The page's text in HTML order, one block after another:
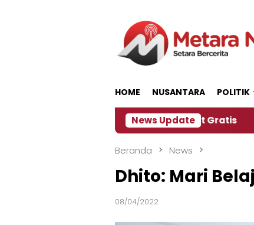
HOME NUSANTARA POLITIK
News Update
Panitia Siapkan Kopi dan Pijat Gratis
Beranda News
Dhito: Mari
08/04/2022